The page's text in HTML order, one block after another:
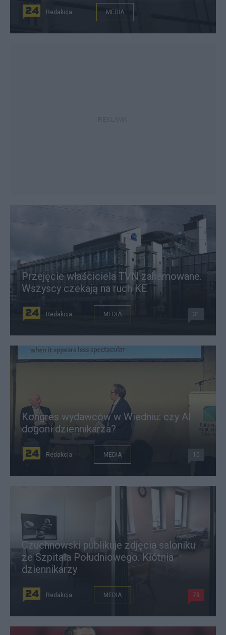
Redakcja MEDIA
Przejęcie właściciela TVN zahamowane.
Wszyscy czekają na ruch KE
Redakcja MEDIA 31
Kongres wydawców w Wiedniu: czy AI
dogoni dziennikarza?
Redakcja MEDIA 10
Czuchnowski publikuje zdjęcia saloniku
ze Szpitala Południowego. Kłótnia
dziennikarzy
Redakcja MEDIA 79